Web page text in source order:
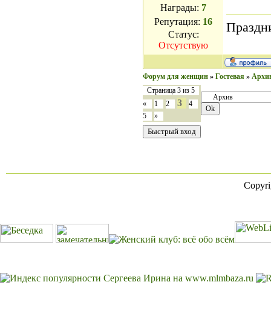
Награды: 7
Репутация: 16
Статус:
Отсутствую
Форум для женщин » Гостевая »
Страница 3 из 5
«
1 2 3
4
5
»